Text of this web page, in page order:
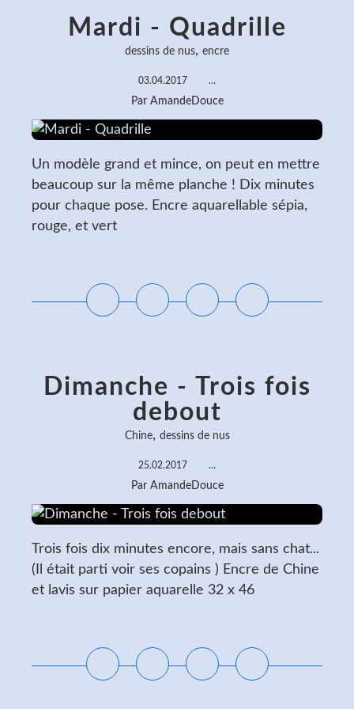
Mardi - Quadrille
dessins de nus, encre
03.04.2017 …
Par AmandeDouce
Un modèle grand et mince, on peut en mettre
beaucoup sur la même planche ! Dix minutes
pour chaque pose. Encre aquarellable sépia,
rouge, et vert
Dimanche - Trois fois
debout
Chine, dessins de nus
25.02.2017 …
Par AmandeDouce
Trois fois dix minutes encore, mais sans chat...
(Il était parti voir ses copains ) Encre de Chine
et lavis sur papier aquarelle 32 x 46